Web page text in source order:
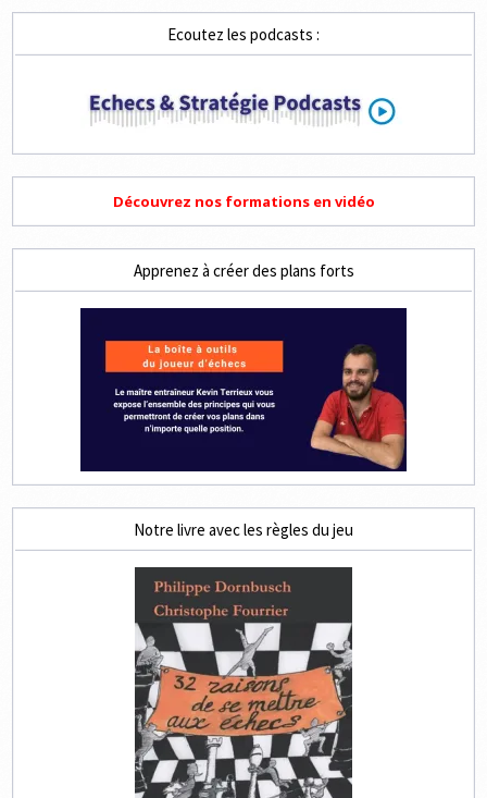
3
Ecoutez les podcasts :
Découvrez nos formations en vidéo
Apprenez à créer des plans forts
Notre livre avec les règles du jeu